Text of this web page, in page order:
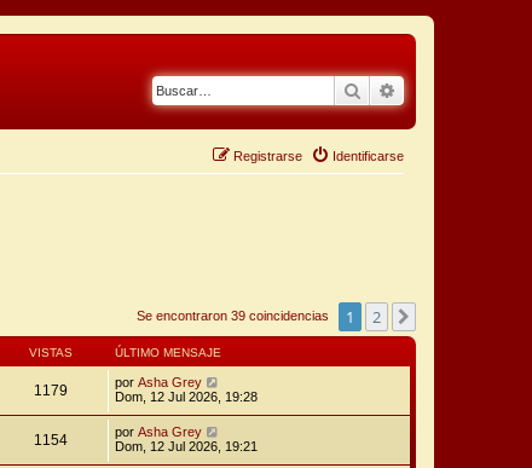
Buscar
Identificarse
Registrarse
Se encontraron 39 coincidencias 1 2
VISTAS ÚLTIMO MENSAJE
1179 por Asha Grey
Dom, 12 Jul 2026, 19:28
1154 por Asha Grey
Dom, 12 Jul 2026, 19:21